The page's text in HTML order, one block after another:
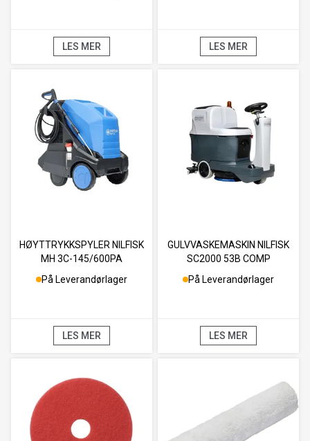
LES MER LES MER
HØYTTRYKKSPYLER NILFISK
MH 3C-145/600PA
På Leverandørlager
LES MER
GULVVASKEMASKIN NILFISK
SC2000 53B COMP
På Leverandørlager
LES MER